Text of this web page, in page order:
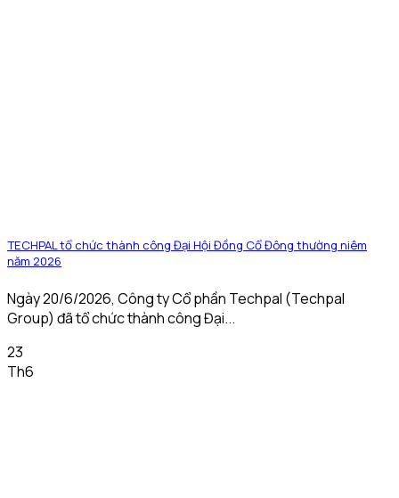
TECHPAL tổ chức thành công Đại Hội Đồng Cổ Đông thường niêm
năm 2026
Ngày 20/6/2026, Công ty Cổ phần Techpal (Techpal
Group) đã tổ chức thành công Đại...
23
Th6